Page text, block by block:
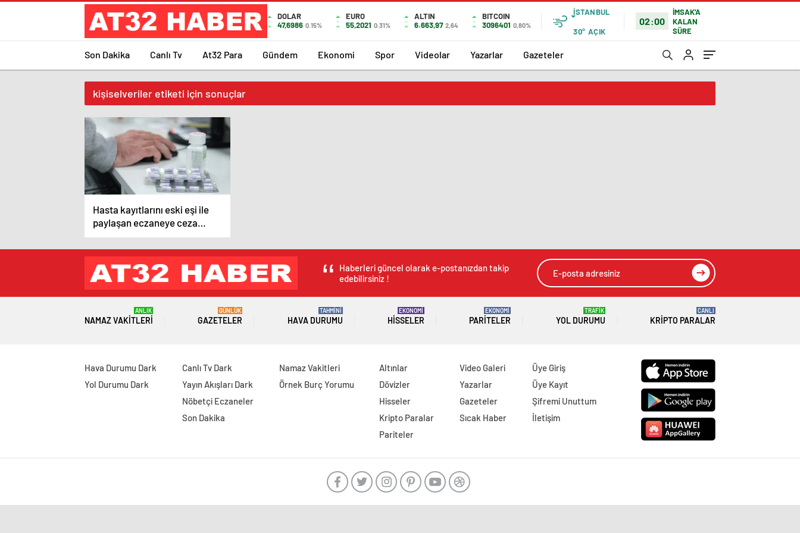
DOLAR
47,6986 0.15%
EURO
55,2021 0.31%
ALTIN
6.663,97 2,64
BITCOIN
3096401 0,80%
İSTANBUL
30° AÇIK
02:00
İMSAK'A
KALAN
SÜRE
Son Dakika Canlı Tv At32 Para Gündem Ekonomi Spor Videolar Yazarlar Gazeteler
kişiselveriler etiketi için sonuçlar
Hasta kayıtlarını eski eşi ile
paylaşan eczaneye ceza
kesildi
Haberleri güncel olarak e-postanızdan takip
edebilirsiniz !
NAMAZ VAKITLERI
ANLIK
GAZETELER
GÜNLÜK
HAVA DURUMU
TAHMİNİ
HISSELER
EKONOMİ
PARITELER
EKONOMİ
YOL DURUMU
TRAFİK
KRIPTO PARALAR
CANLI
Hava Durumu Dark
Yol Durumu Dark
Canlı Tv Dark
Yayın Akışları Dark
Nöbetçi Eczaneler
Son Dakika
Namaz Vakitleri
Örnek Burç Yorumu
Altınlar
Dövizler
Hisseler
Kripto Paralar
Pariteler
Video Galeri
Yazarlar
Gazeteler
Sıcak Haber
Üye Giriş
Üye Kayıt
Şifremi Unuttum
İletişim